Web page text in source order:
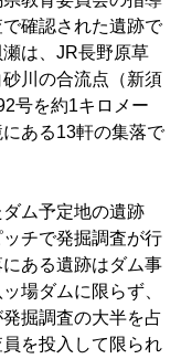
確認された遺跡で
は、JR長野原草
川の合流点（新須
号を約1キロメー
ある13軒の集落で
ム予定地の遺跡
チで発掘調査が行
ある遺跡はダム事
場ダムに限らず、
掘調査の大半を占
を投入して限られ